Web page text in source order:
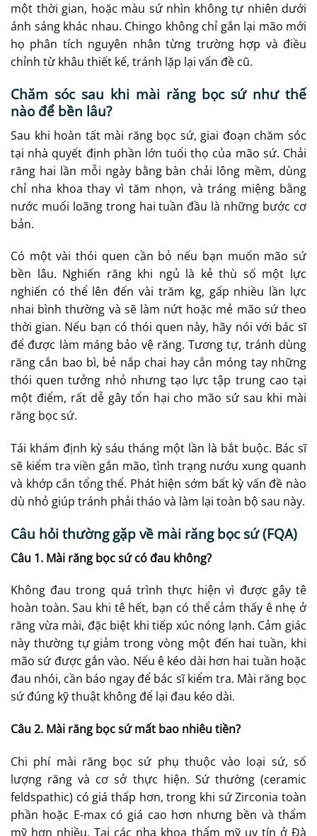
một thời gian, hoặc màu sứ nhìn không tự nhiên dưới
ánh sáng khác nhau. Chingo không chỉ gắn lại mão mới
họ phân tích nguyên nhân từng trường hợp và điều
chỉnh từ khâu thiết kế, tránh lặp lại vấn đề cũ.
Chăm sóc sau khi mài răng bọc sứ như thế
nào để bền lâu?
Sau khi hoàn tất mài răng bọc sứ, giai đoạn chăm sóc
tại nhà quyết định phần lớn tuổi thọ của mão sứ. Chải
răng hai lần mỗi ngày bằng bàn chải lông mềm, dùng
chỉ nha khoa thay vì tăm nhọn, và tráng miệng bằng
nước muối loãng trong hai tuần đầu là những bước cơ
bản.
Có một vài thói quen cần bỏ nếu bạn muốn mão sứ
bền lâu. Nghiến răng khi ngủ là kẻ thù số một lực
nghiến có thể lên đến vài trăm kg, gấp nhiều lần lực
nhai bình thường và sẽ làm nứt hoặc mẻ mão sứ theo
thời gian. Nếu bạn có thói quen này, hãy nói với bác sĩ
để được làm máng bảo vệ răng. Tương tự, tránh dùng
răng cắn bao bì, bẻ nắp chai hay cắn móng tay những
thói quen tưởng nhỏ nhưng tạo lực tập trung cao tại
một điểm, rất dễ gây tổn hại cho mão sứ sau khi mài
răng bọc sứ.
Tái khám định kỳ sáu tháng một lần là bắt buộc. Bác sĩ
sẽ kiểm tra viền gắn mão, tình trạng nướu xung quanh
và khớp cắn tổng thể. Phát hiện sớm bất kỳ vấn đề nào
dù nhỏ giúp tránh phải tháo và làm lại toàn bộ sau này.
Câu hỏi thường gặp về mài răng bọc sứ (FQA)
Câu 1. Mài răng bọc sứ có đau không?
Không đau trong quá trình thực hiện vì được gây tê
hoàn toàn. Sau khi tê hết, bạn có thể cảm thấy ê nhẹ ở
răng vừa mài, đặc biệt khi tiếp xúc nóng lạnh. Cảm giác
này thường tự giảm trong vòng một đến hai tuần, khi
mão sứ được gắn vào. Nếu ê kéo dài hơn hai tuần hoặc
đau nhói, cần báo ngay để bác sĩ kiểm tra. Mài răng bọc
sứ đúng kỹ thuật không để lại đau kéo dài.
Câu 2. Mài răng bọc sứ mất bao nhiêu tiền?
Chi phí mài răng bọc sứ phụ thuộc vào loại sứ, số
lượng răng và cơ sở thực hiện. Sứ thường (ceramic
feldspathic) có giá thấp hơn, trong khi sứ Zirconia toàn
phần hoặc E-max có giá cao hơn nhưng bền và thẩm
mỹ hơn nhiều. Tại các nha khoa thẩm mỹ uy tín ở Đà